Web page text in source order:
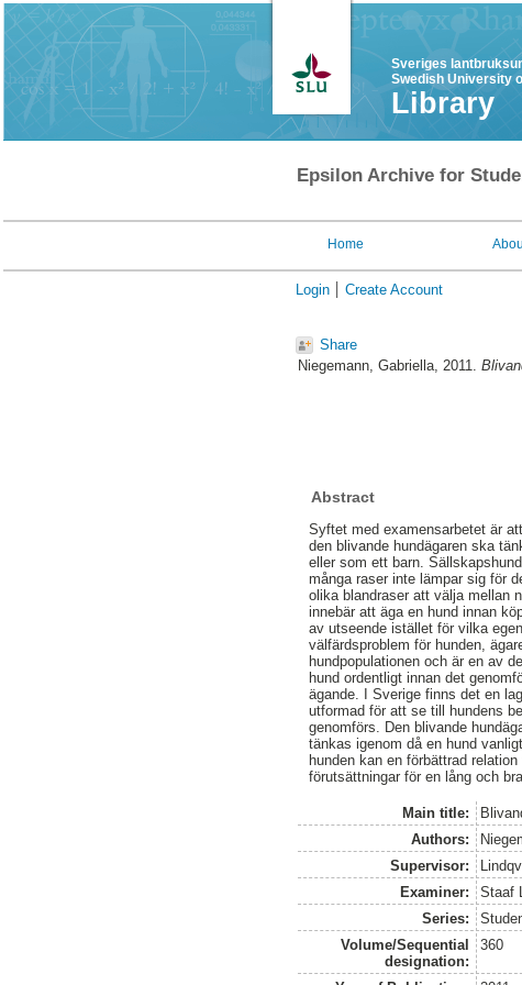
Sveriges
Swedish University
Library
Epsilon Archive for
Home
Login Create Account
Share
Niegemann, Gabriella, 2011.
Abstract
Syftet med examensarbetet är
den blivande hundägaren ska
eller som ett barn.
många raser inte lämpar sig för
olika blandraser att välja mellan
innebär att äga en hund innan
av utseende istället för vilka
välfärdsproblem för hunden,
hundpopulationen och är en av
hund ordentligt innan det
ägande. I Sverige finns det en
utformad för att se till hundens
genomförs. Den blivande
tänkas igenom då en hund
hunden kan en förbättrad
förutsättningar för en lång och
Main title:
Authors:
Supervisor:
Examiner:
Staaf
Series:
Volume/Sequential
designation:
360